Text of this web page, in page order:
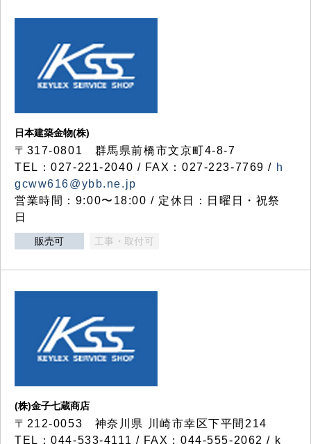
日本建築金物(株)
〒317‐0801 群馬県前橋市文京町4-8-7
TEL：027-221-2040 / FAX：027-223-7769 / h
gcww616@ybb.ne.jp
営業時間：9:00〜18:00 / 定休日：日曜日・祝祭
日
販売可 工事・取付可
(株)金子七蔵商店
〒212-0053 神奈川県 川崎市幸区下平間214
TEL：044-533-4111 / FAX：044-555-2062 / k